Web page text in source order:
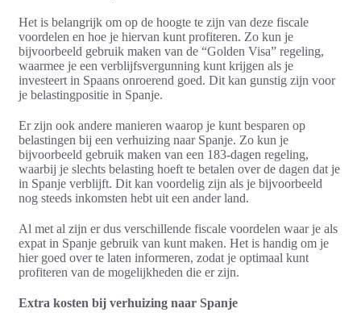
Het is belangrijk om op de hoogte te zijn van deze fiscale
voordelen en hoe je hiervan kunt profiteren. Zo kun je
bijvoorbeeld gebruik maken van de “Golden Visa” regeling,
waarmee je een verblijfsvergunning kunt krijgen als je
investeert in Spaans onroerend goed. Dit kan gunstig zijn voor
je belastingpositie in Spanje.
Er zijn ook andere manieren waarop je kunt besparen op
belastingen bij een verhuizing naar Spanje. Zo kun je
bijvoorbeeld gebruik maken van een 183-dagen regeling,
waarbij je slechts belasting hoeft te betalen over de dagen dat je
in Spanje verblijft. Dit kan voordelig zijn als je bijvoorbeeld
nog steeds inkomsten hebt uit een ander land.
Al met al zijn er dus verschillende fiscale voordelen waar je als
expat in Spanje gebruik van kunt maken. Het is handig om je
hier goed over te laten informeren, zodat je optimaal kunt
profiteren van de mogelijkheden die er zijn.
Extra kosten bij verhuizing naar Spanje